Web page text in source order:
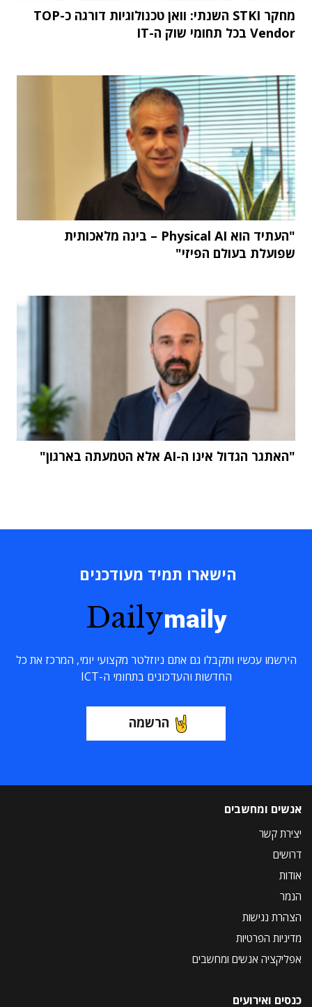
מחקר STKI השנתי: וואן טכנולוגיות דורגה כ-TOP
Vendor בכל תחומי שוק ה-IT
"העתיד הוא Physical AI – בינה מלאכותית
שפועלת בעולם הפיזי"
"האתגר הגדול אינו ה-AI אלא הטמעתה בארגון"
הישארו תמיד מעודכנים
Dailymaily
הירשמו עכשיו ותקבלו גם אתם ניוזלטר מקצועי יומי, המרכז את כל
החדשות והעדכונים בתחומי ה-ICT
הרשמה
אנשים ומחשבים
יצירת קשר
דרושים
אודות
הנמר
הצהרת נגישות
מדיניות הפרטיות
אפליקציה אנשים ומחשבים
כנסים ואירועים